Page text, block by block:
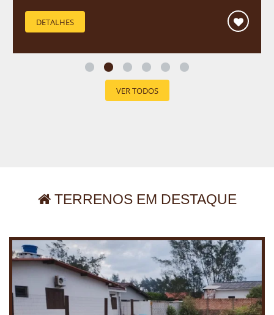
DETALHES
VER TODOS
TERRENOS EM DESTAQUE